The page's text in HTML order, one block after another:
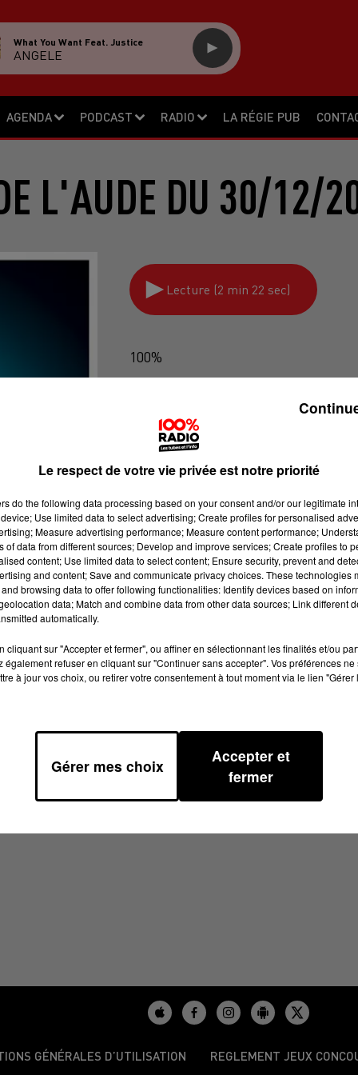
AGENDA PODCAST RADIO LA RÉGIE PUB
What You Want Feat. Justice
ANGELE
L'AUDE DU 30/12/
Lecture (2 min 22 sec)
100%
GÉNÉRALES D’UTILISATION REGLEMENT JEUX
Le respect de votre vie privée est notre priorité
do the following data processing based on your consent and/or our legitimate
Use limited data to select advertising; Create profiles for personalised
Measure advertising performance; Measure content performance;
of data from different sources; Develop and improve services; Create profiles to
content; Use limited data to select content; Ensure security, prevent and
and content; Save and communicate privacy choices. These technologies
browsing data to offer following functionalities: Identify devices based on
data; Match and combine data from other data sources; Link different
automatically.
cliquant sur "Accepter et fermer", ou affiner en sélectionnant les finalités et/ou
également refuser en cliquant sur "Continuer sans accepter". Vos préférences
à jour vos choix, ou retirer votre consentement à tout moment via le lien
Gérer mes choix
Accepter et
fermer